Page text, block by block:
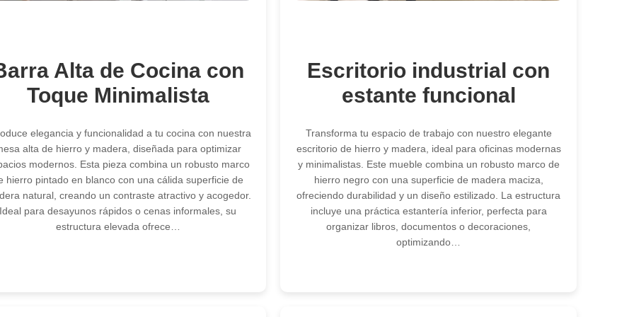
Alta de Cocina con
Toque Minimalista
elegancia y funcionalidad a tu cocina con nuestra
alta de hierro y madera, diseñada para optimizar
modernos. Esta pieza combina un robusto marco
hierro pintado en blanco con una cálida superficie de
natural, creando un contraste atractivo y acogedor.
Ideal para desayunos rápidos o cenas informales, su
estructura elevada ofrece…
Escritorio industrial con
estante funcional
Transforma tu espacio de trabajo con nuestro elegante
escritorio de hierro y madera, ideal para oficinas modernas
y minimalistas. Este mueble combina un robusto marco de
hierro negro con una superficie de madera maciza,
ofreciendo durabilidad y un diseño estilizado. La estructura
incluye una práctica estantería inferior, perfecta para
organizar libros, documentos o decoraciones,
optimizando…